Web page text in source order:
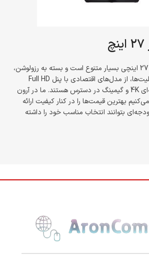
بازه قیمتی مانیتورهای 27 اینچی بسیار متنوع است و بسته به رزولوشن،
نرخ نوسازی، برند و قابلیت‌ها، از مدل‌های اقتصادی با پنل Full HD
گرفته تا مدل‌های حرفه‌ای 4K و گیمینگ در دسترس هستند. ما در آرون
بهترین قیمت‌ها را در کنار کیفیت ارائه
بتوانند انتخاب مناسب خود را داشته